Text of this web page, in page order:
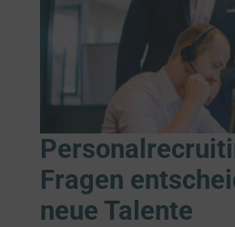
Fragen
neue Talente